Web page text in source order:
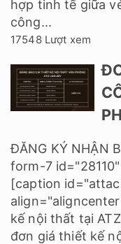
hợp tinh tế giữa
công...
17548 Lượt xem
ĐĂNG KÝ NHẬN
form-7
[caption
kế nội thất tại
đơn giá thiết kế